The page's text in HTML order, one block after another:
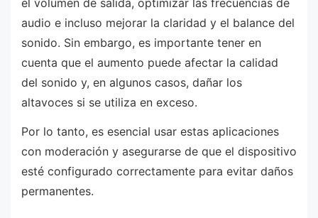
audio e incluso mejorar la claridad y el balance del
sonido. Sin embargo, es importante tener en
cuenta que el aumento puede afectar la calidad
del sonido y, en algunos casos, dañar los
altavoces si se utiliza en exceso.
Por lo tanto, es esencial usar estas aplicaciones
con moderación y asegurarse de que el dispositivo
esté configurado correctamente para evitar daños
permanentes.